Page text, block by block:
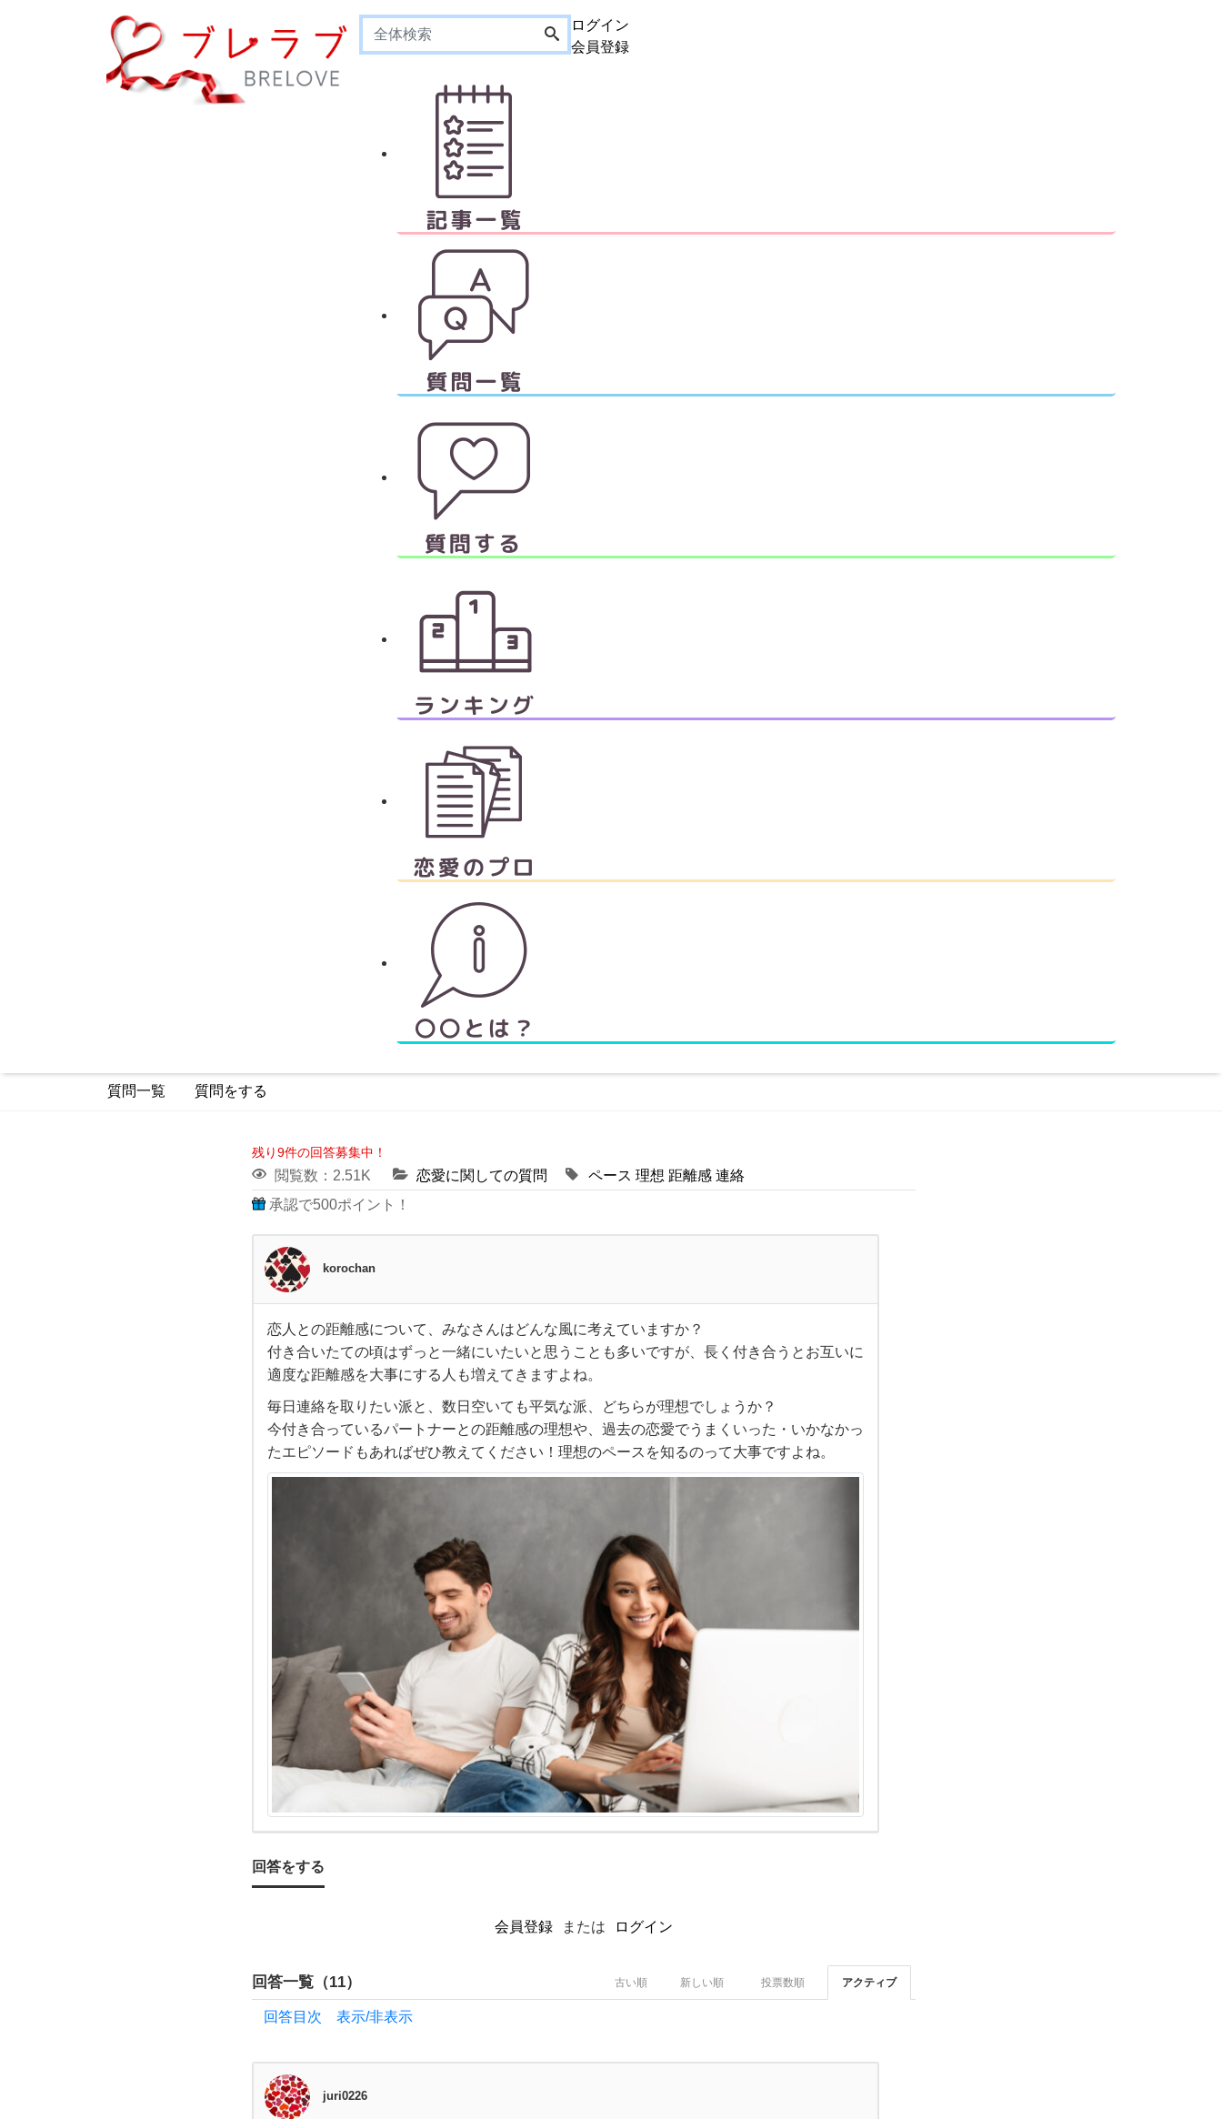
ログイン
会員登録
質問一覧 質問をする
残り9件の回答募集中！
閲覧数：2.51K 恋愛に関しての質問 ペース 理想 距離感 連絡
承認で500ポイント！
korochan
恋人
と
の距
離感
て、
み
な
さ
ん
は
ん
な風
に考
え
恋人との距離感について、みなさんはどんな風に考えていますか？
付き合いたての頃はずっと一緒にいたいと思うことも多いですが、長く付き合うとお互いに
適度な距離感を大事にする人も増えてきますよね。
毎日連絡を取りたい派と、数日空いても平気な派、どちらが理想でしょうか？
今付き合っているパートナーとの距離感の理想や、過去の恋愛でうまくいった・いかなかっ
たエピソードもあればぜひ教えてください！理想のペースを知るのって大事ですよね。
回答をする
会員登録 または ログイン
回答一覧（11） アクティブ
投票数順
新しい順
古い順
回答目次 表示/非表示
juri0226